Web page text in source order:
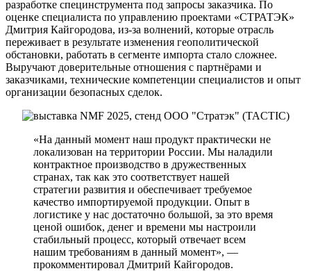
разработке специнструмента под запросы заказчика. По
оценке специалиста по управлению проектами «СТРАТЭК»
Дмитрия Кайгородова, из-за волнений, которые отрасль
переживает в результате изменения геополитической
обстановки, работать в сегменте импорта стало сложнее.
Выручают доверительные отношения с партнёрами и
заказчиками, технические компетенции специалистов и опыт
организации безопасных сделок.
«На данный момент наш продукт практически не
локализован на территории России. Мы наладили
контрактное производство в дружественных
странах, так как это соответствует нашей
стратегии развития и обеспечивает требуемое
качество импортируемой продукции. Опыт в
логистике у нас достаточно большой, за это время
ценой ошибок, денег и времени мы настроили
стабильный процесс, который отвечает всем
нашим требованиям в данный момент», —
прокомментировал Дмитрий Кайгородов.